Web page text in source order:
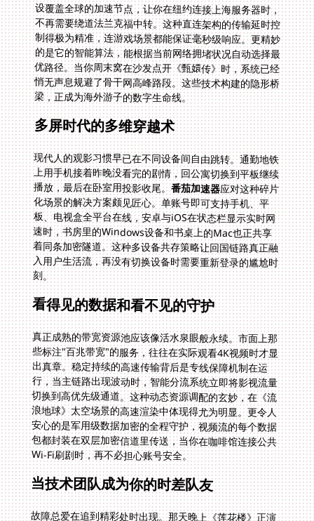
梁，正成为海外游子的数字生命线。
多屏时代的多维穿越术
现代人的观影习惯早已在不同设备间自由跳转。通勤地铁
上用手机接着昨晚没看完的剧情，回公寓切换到平板继续
播放，最后在卧室用投影收尾。番茄加速器应对这种碎片
化场景的解决方案颇见匠心。单账号即可支持手机、平
板、电视盒全平台在线，安卓与iOS在状态栏显示实时网
速时，书房里的Windows设备和书桌上的Mac也正共享
着同条加密隧道。这种多设备共存策略让回国链路真正融
入用户生活流，再没有切换设备时需要重新登录的尴尬时
刻。
看得见的数据和看不见的守护
真正成熟的带宽资源池应该像活水泉眼般永续。市面上那
些标注"百兆带宽"的服务，往往在实际观看4K视频时才显
出真章。稳定持续的高速传输背后是专线保障机制在运
行，当主链路出现波动时，智能分流系统立即将影视流量
切换到高优先级通道。这种动态资源调配的玄妙，在《流
浪地球》太空场景的高速渲染中体现得尤为明显。更令人
安心的是军用级数据加密的全程守护，视频流的每个数据
包都封装在双层加密信道里传送，当你在咖啡馆连接公共
Wi-Fi刷剧时，再不必担心账号安全。
当技术团队成为你的时差队友
故障总爱在追到精彩处时出现。那天晚上《莲花楼》正演
到李相夷剑挑青龙帮的经典场景，突然跳出的网络断连警
告让人差点摔了平板。好在24小时技术响应团队的存在成
了救星。专业工程师通过远程诊断快速定位到DNS污染问
题，重置路由后还贴心地建议下次优先选择新加坡中转节
点。这种售后保障带来的安全感难以量化，就像知道无论
何时手机那端都有人值守。后来在基辅旅行时处理南非打
不开公安一网通办的棘手事务，竟也是靠同个支持通道解